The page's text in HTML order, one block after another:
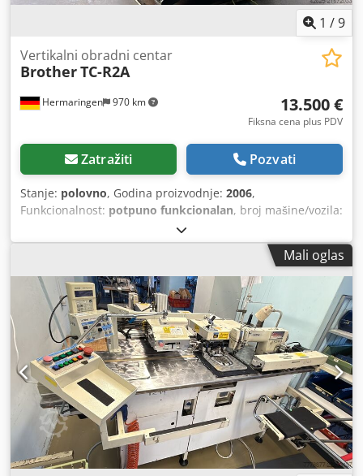
1 /9
Hermaringen 970 km
Vertikalni obradni centar
BrotherTC-R2A
13.500 €
Fiksna cena plus PDV
Zatražiti Pozvati
Stanje: polovno, Godina proizvodnje: 2006,
Funkcionalnost: potpuno funkcionalan, broj mašine/vozila:
, CNC obradni centar Brother TC-R2A Godina
proizvodnje: 2006, serijski broj 111849 Upravljanje: Brother
Oprema: izmjenjivač alata sa 14 pozicija, prihvat vretena
BT-30 Hodovi: X: 420 mm (16,5 inča) Y: 320 mm (12,6 inča)
Z: 270 mm (10,6 inča) ----- Atraktivna ponuda – fleksibilno i
bez brige Pored visokokvalitetnog proizvoda, nudimo vam i
prilagođene mogućnosti finansiranja prema vašim
potrebama. Bilo da je riječ o avansu, plaćanju na rate ili
individualnim modelima finansiranja – zajedno ćemo
pronaći pravo rješenje za vas. Dwodpjyzpdbsfx Aqcea Na
zahtev preuzimamo kompletnu organizaciju transporta. Od
planiranja do pouzdane isporuke, brinemo se za nesmetan
i blagovremen proces, kako biste vi bili potpuno bezbrižni.
📞 Kontaktirajte nas za više informacija ili neobavezujuću
ponudu. Pružamo lično i stručno savjetovanje.
Mali oglas